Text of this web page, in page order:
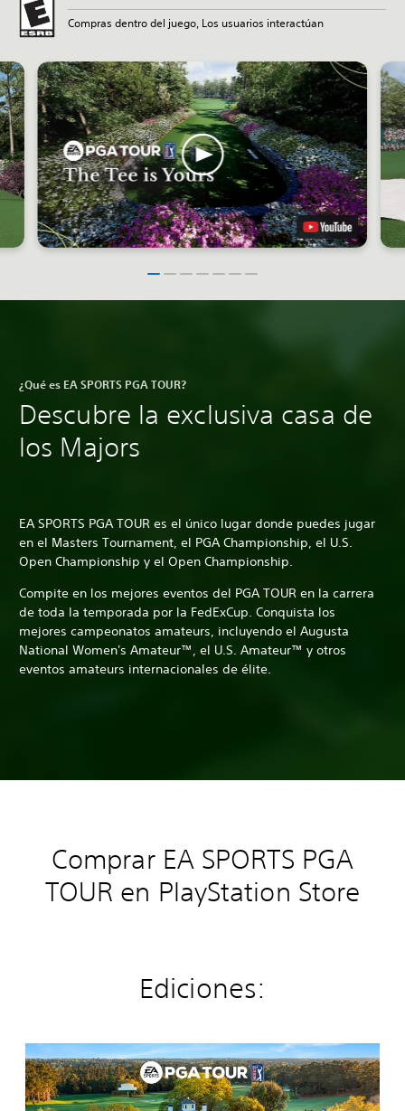
Compras dentro del juego, Los usuarios interactúan
¿Qué es EA SPORTS PGA TOUR?
Descubre la exclusiva casa de
los Majors
EA SPORTS PGA TOUR es el único lugar donde puedes jugar
en el Masters Tournament, el PGA Championship, el U.S.
Open Championship y el Open Championship.
Compite en los mejores eventos del PGA TOUR en la carrera
de toda la temporada por la FedExCup. Conquista los
mejores campeonatos amateurs, incluyendo el Augusta
National Women's Amateur™, el U.S. Amateur™ y otros
eventos amateurs internacionales de élite.
Comprar EA SPORTS PGA
TOUR en PlayStation Store
Ediciones:
E
A
S
P